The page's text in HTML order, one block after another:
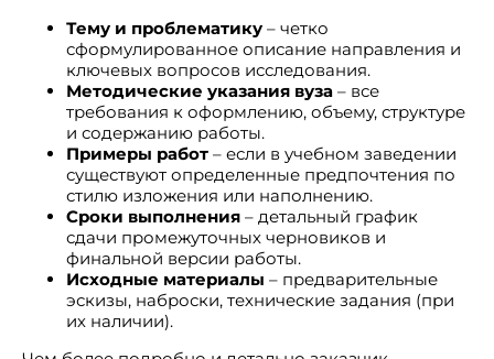
Тему и проблематику – четко
сформулированное описание направления и
ключевых вопросов исследования.
Методические указания вуза – все
требования к оформлению, объему, структуре
и содержанию работы.
Примеры работ – если в учебном заведении
существуют определенные предпочтения по
стилю изложения или наполнению.
Сроки выполнения – детальный график
сдачи промежуточных черновиков и
финальной версии работы.
Исходные материалы – предварительные
эскизы, наброски, технические задания (при
их наличии).